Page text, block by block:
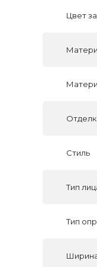
Цвет
Стиль
Тип
Тип